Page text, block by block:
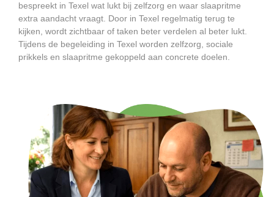
bespreekt in Texel wat lukt bij zelfzorg en waar slaapritme
extra aandacht vraagt. Door in Texel regelmatig terug te
kijken, wordt zichtbaar of taken beter verdelen al beter lukt.
Tijdens de begeleiding in Texel worden zelfzorg, sociale
prikkels en slaapritme gekoppeld aan concrete doelen.